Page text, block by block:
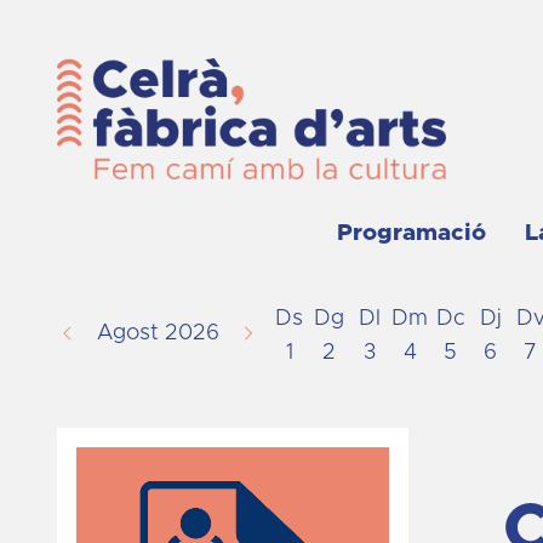
Programació
Agost 2026
Ds
1
Dg
2
Dl
3
Dm
4
Dc
5
Dj
6
7